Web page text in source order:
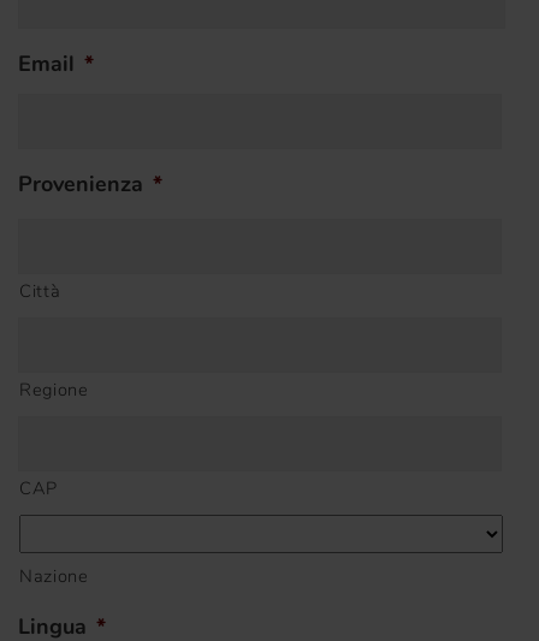
Email *
Provenienza *
Città
Regione
CAP
Nazione
Lingua *